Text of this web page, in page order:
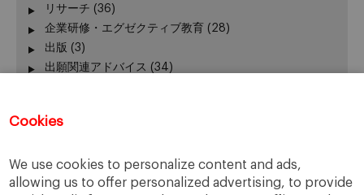
Cookies
We use cookies to personalize content and ads,
allowing us to offer personalized advertising, to provide
リサーチ (36)
企業研修・エグゼクティブ教育 (28)
出版 (3)
出願関連アドバイス (34)
卒業生向けイベント
在校生の活躍(42)
報道発表、レポート(24)